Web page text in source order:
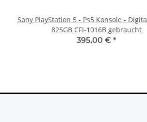
Sony PlayStation 5 - Ps5 Konsole -
825GB CFI-1016B gebraucht
395,00 € *